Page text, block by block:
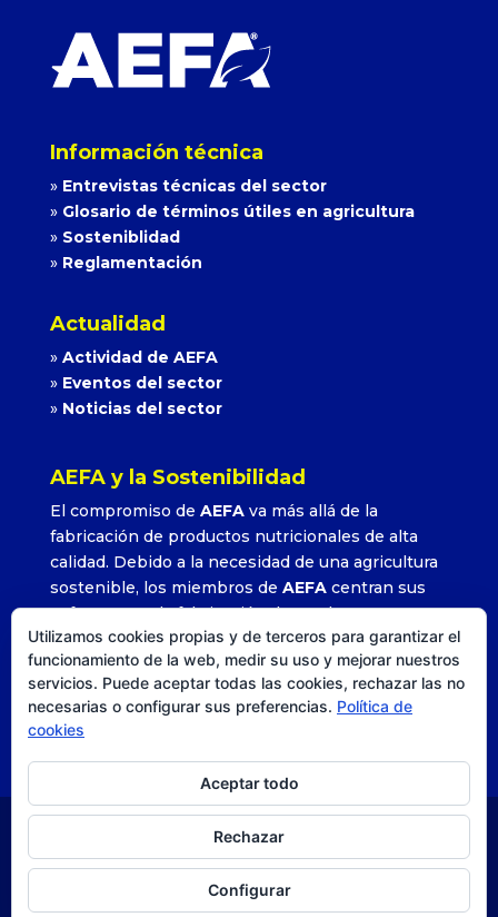
Información técnica
» Entrevistas técnicas del sector
» Glosario de términos útiles en agricultura
» Sosteniblidad
» Reglamentación
Actualidad
» Actividad de AEFA
» Eventos del sector
» Noticias del sector
AEFA y la Sostenibilidad
El compromiso de AEFAva más allá de la
fabricación de productos nutricionales de alta
calidad. Debido a la necesidad de una agricultura
sostenible, los miembros de AEFAcentran sus
esfuerzos en la fabricación de productos que
permitan alcanzar altos rendimientos con la
utilización adecuada y precisa de sus formulados.
»Leer más
© AEFA| Agencia DISEO |Posicionamiento SEO|
Estrategia, comunicación y diseño. |
de privacidad|Política de cookies
Utilizamos cookies propias y de terceros para garantizar el
funcionamiento de la web, medir su uso y mejorar nuestros
servicios. Puede aceptar todas las cookies, rechazar las no
necesarias o configurar sus preferencias. Política de
cookies
Aceptar todo
Rechazar
Configurar